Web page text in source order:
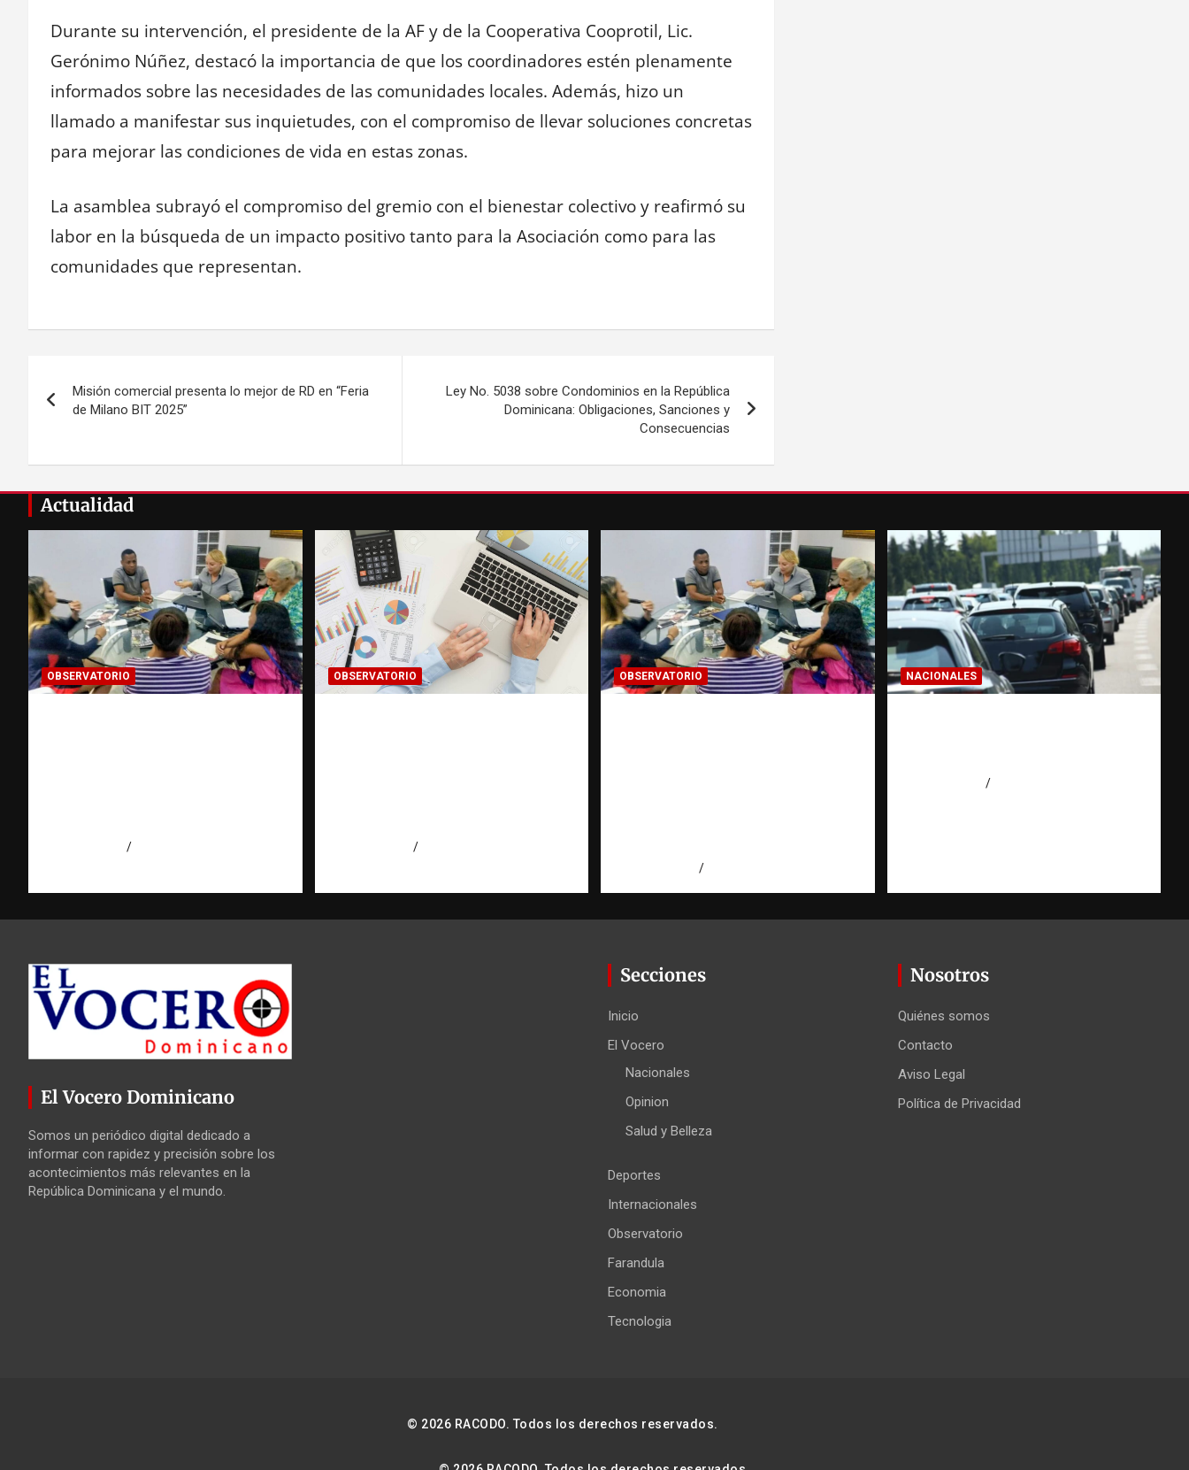
Durante su intervención, el presidente de la AF y de la Cooperativa Cooprotil, Lic.
Gerónimo Núñez, destacó la importancia de que los coordinadores estén plenamente
informados sobre las necesidades de las comunidades locales. Además, hizo un
llamado a manifestar sus inquietudes, con el compromiso de llevar soluciones concretas
para mejorar las condiciones de vida en estas zonas.
La asamblea subrayó el compromiso del gremio con el bienestar colectivo y reafirmó su
labor en la búsqueda de un impacto positivo tanto para la Asociación como para las
comunidades que representan.
de
Misión comercial presenta lo mejor de RD en “Feria
de Milano BIT 2025”
Ley No. 5038 sobre Condominios en la República
Dominicana: Obligaciones, Sanciones y
Consecuencias
Actualidad
OBSERVATORIO OBSERVATORIO OBSERVATORIO NACIONALES
El Vocero Dominicano
Somos un periódico digital dedicado a
informar con rapidez y precisión sobre los
acontecimientos más relevantes en la
República Dominicana y el mundo.
Secciones
Inicio
El Vocero
Nacionales
Opinion
Salud y Belleza
Deportes
Internacionales
Observatorio
Farandula
Economia
Tecnologia
Nosotros
Quiénes somos
Contacto
Aviso Legal
Política de Privacidad